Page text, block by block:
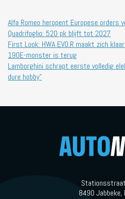
Alfa Romeo heropent Europese orders
Quadrifoglio: 520 pk blijft tot 2027
First Look: HWA EVO.R maakt zich
190E-monster is terug
Lamborghini schrapt eerste volledig
dure hobby”
8490 Jabbeke,